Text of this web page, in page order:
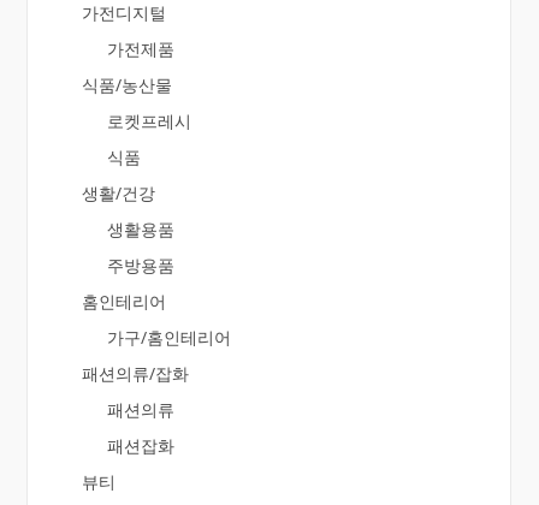
가전디지털
가전제품
식품/농산물
로켓프레시
식품
생활/건강
생활용품
주방용품
홈인테리어
가구/홈인테리어
패션의류/잡화
패션의류
패션잡화
뷰티